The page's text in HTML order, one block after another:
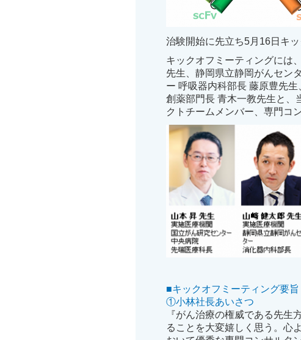
治験開始に先立ち5月16日キ
キックオフミーティングには
先生、静岡県立静岡がんセン
ー 呼吸器内科部長 藤原豊先
創薬部門長 青木一教先生と、
クトチームメンバー、専門コ
■キックオフミーティング要旨
①小林社長あいさつ
『がん治療の権威である先
ることを大変嬉しく思う。心